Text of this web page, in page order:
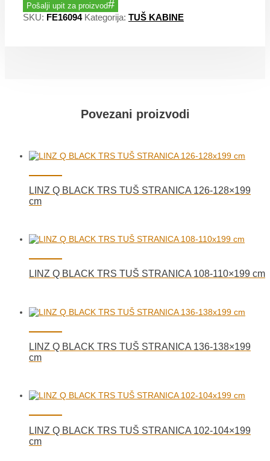
Pošalji upit za proizvod
SKU: FE16094 Kategorija: TUŠ KABINE
Povezani proizvodi
LINZ Q BLACK TRS TUŠ STRANICA 126-128×199
cm
LINZ Q BLACK TRS TUŠ STRANICA 108-110×199 cm
LINZ Q BLACK TRS TUŠ STRANICA 136-138×199
cm
LINZ Q BLACK TRS TUŠ STRANICA 102-104×199
cm